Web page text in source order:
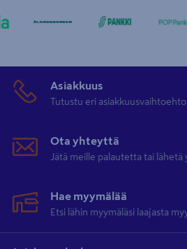
Asiakkuus
Tutustu eri
Ota yhteyttä
Jätä meille palautetta tai
Hae myymälää
Etsi lähin myymäläsi laajasta